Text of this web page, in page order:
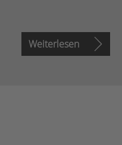
Weiterlesen